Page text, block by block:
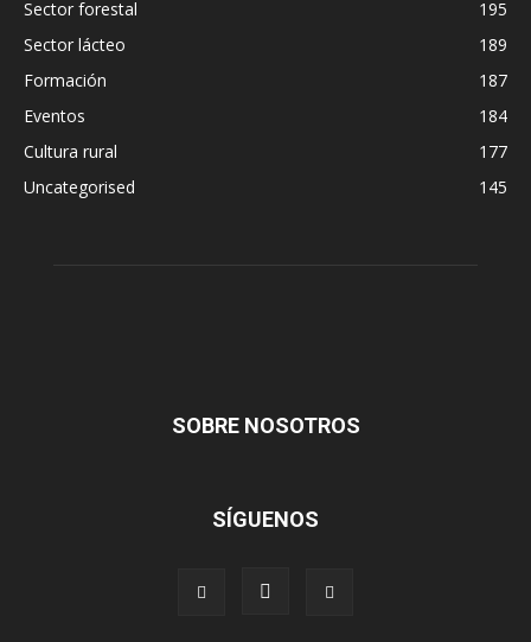
Sector forestal
195
Sector lácteo
189
Formación
187
Eventos
184
Cultura rural
177
Uncategorised
145
SOBRE NOSOTROS
SÍGUENOS